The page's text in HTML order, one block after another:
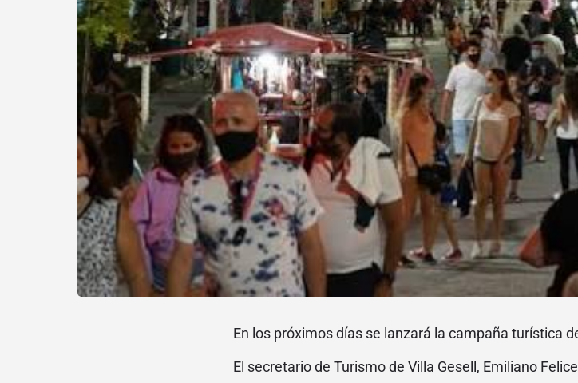
En los próximos días se lanzará la campaña turística
El secretario de Turismo de Villa Gesell, Emiliano